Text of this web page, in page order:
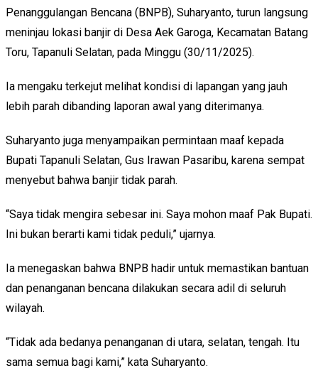
Penanggulangan Bencana (BNPB), Suharyanto, turun langsung
meninjau lokasi banjir di Desa Aek Garoga, Kecamatan Batang
Toru, Tapanuli Selatan, pada Minggu (30/11/2025).
Ia mengaku terkejut melihat kondisi di lapangan yang jauh
lebih parah dibanding laporan awal yang diterimanya.
Suharyanto juga menyampaikan permintaan maaf kepada
Bupati Tapanuli Selatan, Gus Irawan Pasaribu, karena sempat
menyebut bahwa banjir tidak parah.
“Saya tidak mengira sebesar ini. Saya mohon maaf Pak Bupati.
Ini bukan berarti kami tidak peduli,” ujarnya.
Ia menegaskan bahwa BNPB hadir untuk memastikan bantuan
dan penanganan bencana dilakukan secara adil di seluruh
wilayah.
“Tidak ada bedanya penanganan di utara, selatan, tengah. Itu
sama semua bagi kami,” kata Suharyanto.